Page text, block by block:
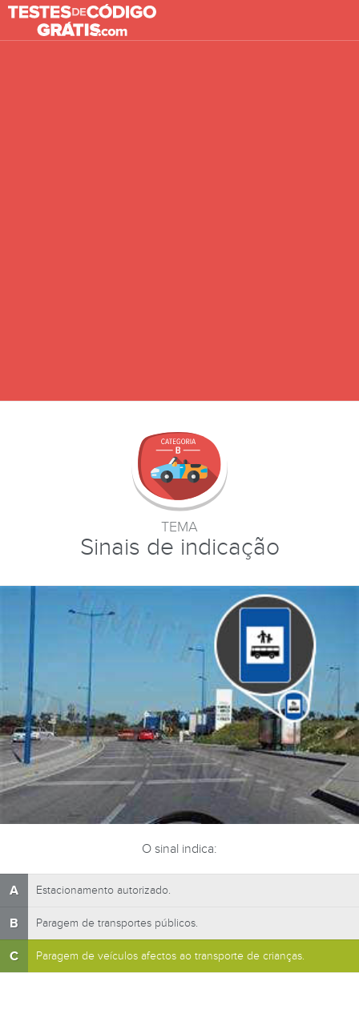
TEMA
Sinais de indicação
O sinal indica:
A Estacionamento autorizado.
B Paragem de transportes públicos.
C Paragem de veículos afectos ao transporte de crianças.